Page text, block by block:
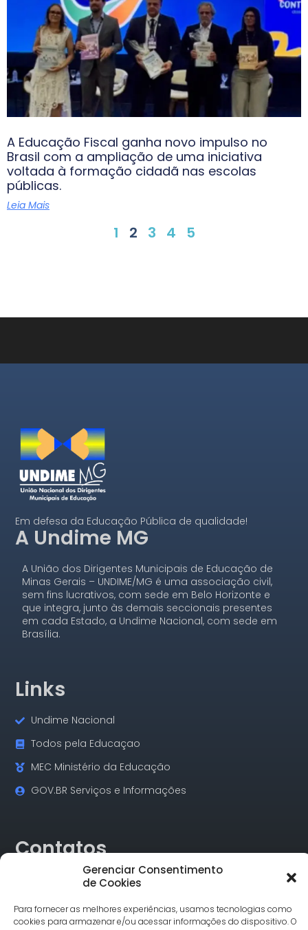
Gerenciar Consentimento
de Cookies
Para fornecer as melhores experiências, usamos tecnologias como
cookies para armazenar e/ou acessar informações do dispositivo. O
A Educação Fiscal ganha novo impulso no
Brasil com a ampliação de uma iniciativa
voltada à formação cidadã nas escolas
públicas.
Leia Mais
1 2 3 4 5
Em defesa da Educação Pública de qualidade!
A Undime MG
A União dos Dirigentes Municipais de Educação de
Minas Gerais – UNDIME/MG é uma associação civil,
sem fins lucrativos, com sede em Belo Horizonte e
que integra, junto às demais seccionais presentes
em cada Estado, a Undime Nacional, com sede em
Brasília.
Links
Undime Nacional
Todos pela Educaçao
MEC Ministério da Educação
GOV.BR Serviços e Informações
Contatos
Rua Alagoas, 730 Sala 18 Funcionários Cep: 30.130-160
Tel.: (31) 3342-1748
comunicacao@undimemg.org.br